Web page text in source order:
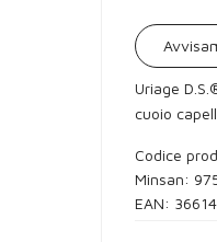
Uriage
cuoio
Codice
Minsan:
EAN: